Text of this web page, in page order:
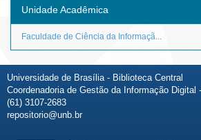
Unidade Acadêmica
Faculdade de Ciência da Informaçã...
Universidade de Brasília - Biblioteca Central
Coordenadoria de Gestão da Informação Digital
(61) 3107-2683
repositorio@unb.br